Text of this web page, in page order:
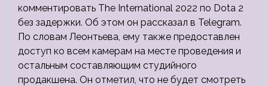
комментировать The International 2022 по Dota 2
без задержки. Об этом он рассказал в Telegram.
По словам Леонтьева, ему также предоставлен
доступ ко всем камерам на месте проведения и
остальным составляющим студийного
продакшена. Он отметил, что не будет смотреть